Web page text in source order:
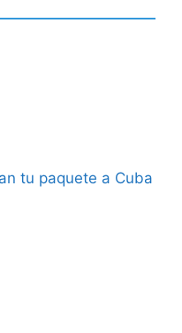
tu paquete a Cuba